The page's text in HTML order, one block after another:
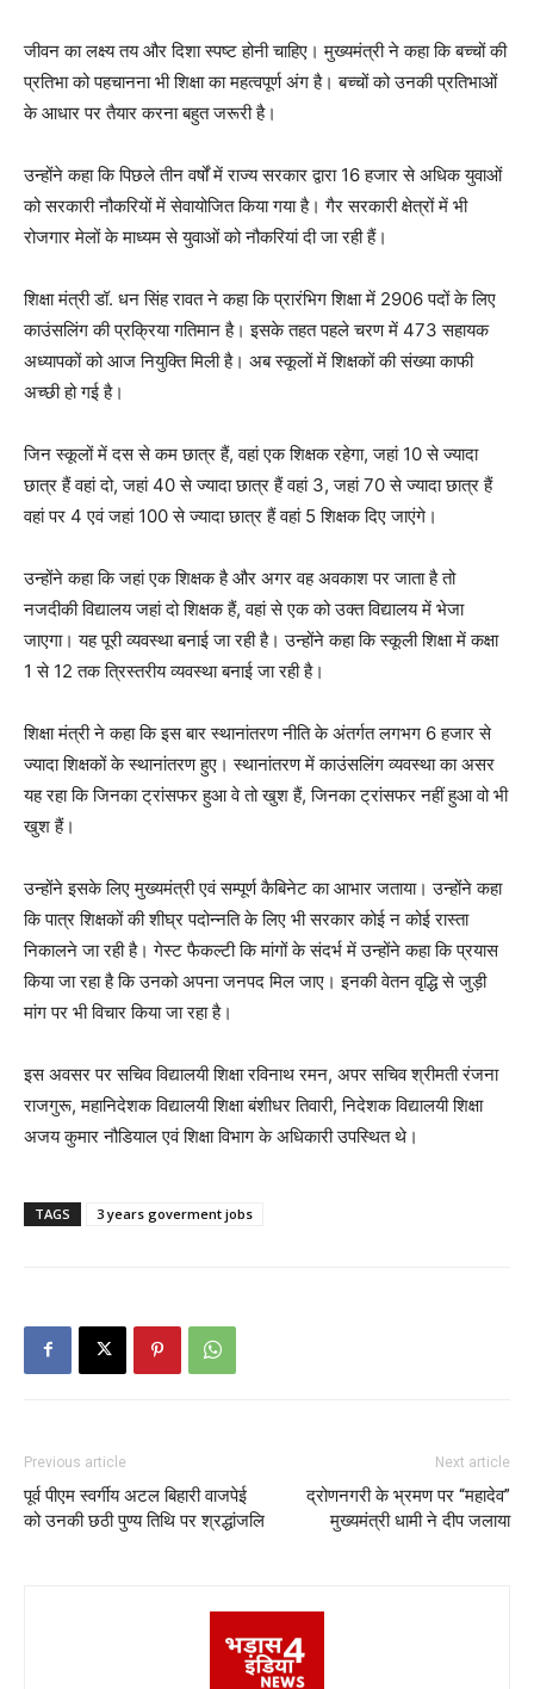
जीवन का लक्ष्य तय और दिशा स्पष्ट होनी चाहिए। मुख्यमंत्री ने कहा कि बच्चों की
प्रतिभा को पहचानना भी शिक्षा का महत्वपूर्ण अंग है। बच्चों को उनकी प्रतिभाओं
के आधार पर तैयार करना बहुत जरूरी है।
उन्होंने कहा कि पिछले तीन वर्षों में राज्य सरकार द्वारा 16 हजार से अधिक युवाओं
को सरकारी नौकरियों में सेवायोजित किया गया है। गैर सरकारी क्षेत्रों में भी
रोजगार मेलों के माध्यम से युवाओं को नौकरियां दी जा रही हैं।
शिक्षा मंत्री डॉ. धन सिंह रावत ने कहा कि प्रारंभिग शिक्षा में 2906 पदों के लिए
काउंसलिंग की प्रक्रिया गतिमान है। इसके तहत पहले चरण में 473 सहायक
अध्यापकों को आज नियुक्ति मिली है। अब स्कूलों में शिक्षकों की संख्या काफी
अच्छी हो गई है।
जिन स्कूलों में दस से कम छात्र हैं, वहां एक शिक्षक रहेगा, जहां 10 से ज्यादा
छात्र हैं वहां दो, जहां 40 से ज्यादा छात्र हैं वहां 3, जहां 70 से ज्यादा छात्र हैं
वहां पर 4 एवं जहां 100 से ज्यादा छात्र हैं वहां 5 शिक्षक दिए जाएंगे।
उन्होंने कहा कि जहां एक शिक्षक है और अगर वह अवकाश पर जाता है तो
नजदीकी विद्यालय जहां दो शिक्षक हैं, वहां से एक को उक्त विद्यालय में भेजा
जाएगा। यह पूरी व्यवस्था बनाई जा रही है। उन्होंने कहा कि स्कूली शिक्षा में कक्षा
1 से 12 तक त्रिस्तरीय व्यवस्था बनाई जा रही है।
शिक्षा मंत्री ने कहा कि इस बार स्थानांतरण नीति के अंतर्गत लगभग 6 हजार से
ज्यादा शिक्षकों के स्थानांतरण हुए। स्थानांतरण में काउंसलिंग व्यवस्था का असर
यह रहा कि जिनका ट्रांसफर हुआ वे तो खुश हैं, जिनका ट्रांसफर नहीं हुआ वो भी
खुश हैं।
उन्होंने इसके लिए मुख्यमंत्री एवं सम्पूर्ण कैबिनेट का आभार जताया। उन्होंने कहा
कि पात्र शिक्षकों की शीघ्र पदोन्नति के लिए भी सरकार कोई न कोई रास्ता
निकालने जा रही है। गेस्ट फैकल्टी कि मांगों के संदर्भ में उन्होंने कहा कि प्रयास
किया जा रहा है कि उनको अपना जनपद मिल जाए। इनकी वेतन वृद्धि से जुड़ी
मांग पर भी विचार किया जा रहा है।
इस अवसर पर सचिव विद्यालयी शिक्षा रविनाथ रमन, अपर सचिव श्रीमती रंजना
राजगुरू, महानिदेशक विद्यालयी शिक्षा बंशीधर तिवारी, निदेशक विद्यालयी शिक्षा
अजय कुमार नौडियाल एवं शिक्षा विभाग के अधिकारी उपस्थित थे।
TAGS 3 years goverment jobs
Previous article
पूर्व पीएम स्वर्गीय अटल बिहारी वाजपेई
को उनकी छठी पुण्य तिथि पर श्रद्धांजलि
Next article
द्रोणनगरी के भ्रमण पर “महादेव”
मुख्यमंत्री धामी ने दीप जलाया